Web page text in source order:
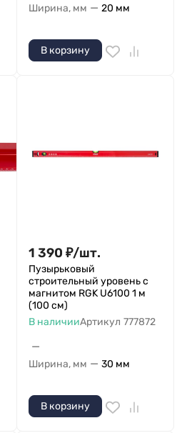
Ширина, мм — 20 мм
В корзину
1 390 ₽/шт.
Пузырьковый
строительный уровень с
магнитом RGK U6100 1 м
(100 см)
В наличииАртикул 777872
—
Ширина, мм — 30 мм
В корзину